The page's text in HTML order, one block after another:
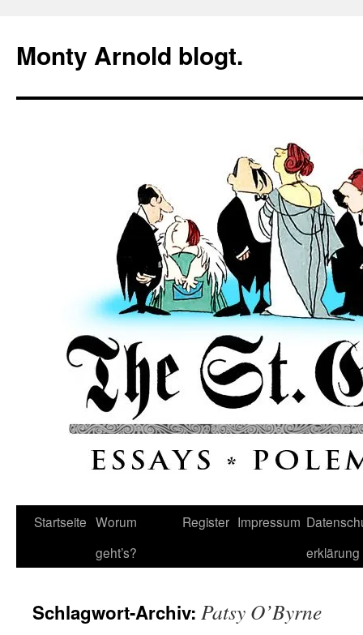
springen
Monty Arnold blogt.
Startseite Worum
geht’s?
Register Impressum
erklärung
Schlagwort-Archiv: Patsy O’Byrne